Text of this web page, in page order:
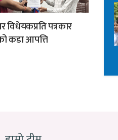
विधेयकप्रति पत्रकार
कडा आपत्ति